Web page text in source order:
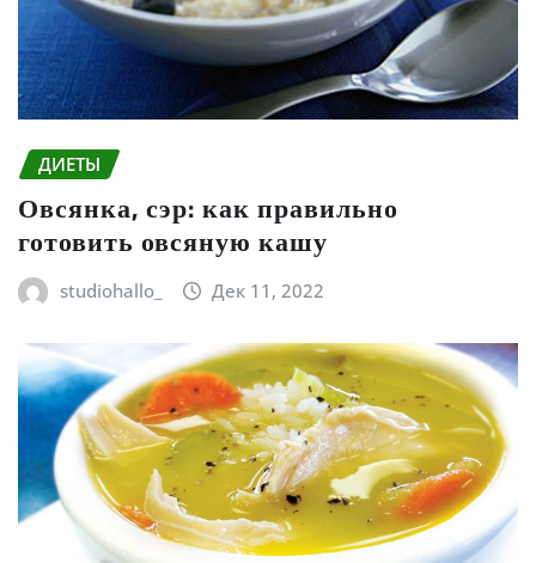
ДИЕТЫ
Овсянка, сэр: как правильно
готовить овсяную кашу
studiohallo_ Дек 11, 2022